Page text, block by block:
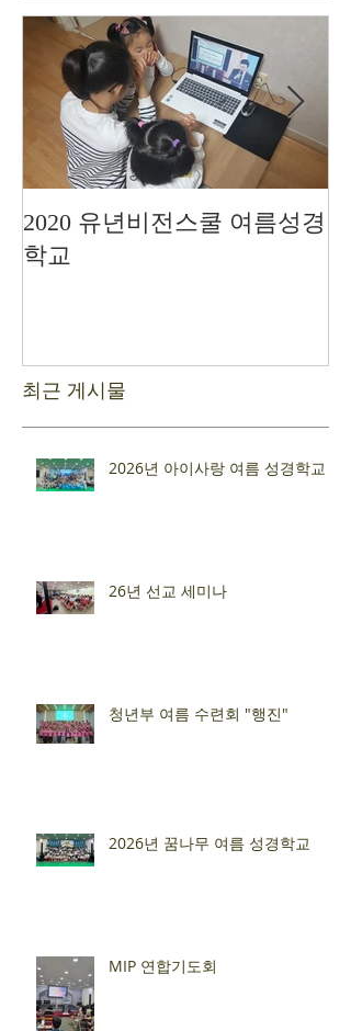
2020 유년비전스쿨 여름성경
학교
최근 게시물
2026년 아이사랑 여름 성경학교
26년 선교 세미나
청년부 여름 수련회 "행진"
2026년 꿈나무 여름 성경학교
MIP 연합기도회